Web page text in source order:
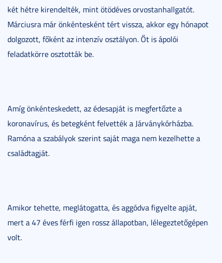
két hétre kirendelték, mint ötödéves orvostanhallgatót.
Márciusra már önkéntesként tért vissza, akkor egy hónapot
dolgozott, főként az intenzív osztályon. Őt is ápolói
feladatkörre osztották be.
Amíg önkénteskedett, az édesapját is megfertőzte a
koronavírus, és betegként felvették a Járványkórházba.
Ramóna a szabályok szerint saját maga nem kezelhette a
családtagját.
Amikor tehette, meglátogatta, és aggódva figyelte apját,
mert a 47 éves férfi igen rossz állapotban, lélegeztetőgépen
volt.